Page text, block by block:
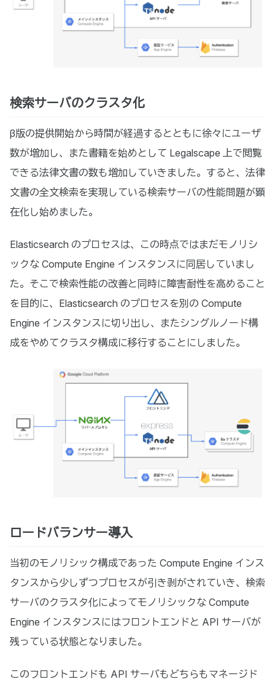
検索サーバのクラスタ化
β版の提供開始から時間が経過するとともに徐々にユーザ
数が増加し、また書籍を始めとして Legalscape 上で閲覧
できる法律文書の数も増加していきました。すると、法律
文書の全文検索を実現している検索サーバの性能問題が顕
在化し始めました。
Elasticsearch のプロセスは、この時点ではまだモノリシ
ックな Compute Engine インスタンスに同居していまし
た。そこで検索性能の改善と同時に障害耐性を高めること
を目的に、Elasticsearch のプロセスを別の Compute
Engine インスタンスに切り出し、またシングルノード構
成をやめてクラスタ構成に移行することにしました。
ロードバランサー導入
当初のモノリシック構成であった Compute Engine インス
タンスから少しずつプロセスが引き剥がされていき、検索
サーバのクラスタ化によってモノリシックな Compute
Engine インスタンスにはフロントエンドと API サーバが
残っている状態となりました。
このフロントエンドも API サーバもどちらもマネージド